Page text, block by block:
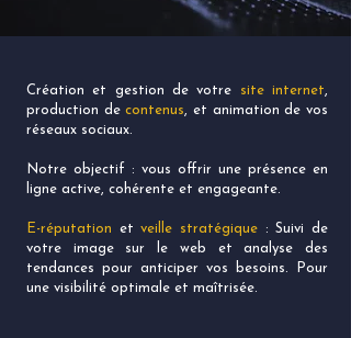
Création et gestion de votre site internet,
production decontenus, et animation de vos
réseaux sociaux.
Notre objectif : vous offrir une présence en
ligne active, cohérente et engageante.
E-réputation etveille stratégique : Suivi de
votre image sur le web et analyse des
tendances pour anticiper vos besoins. Pour
une visibilité optimale et maîtrisée.